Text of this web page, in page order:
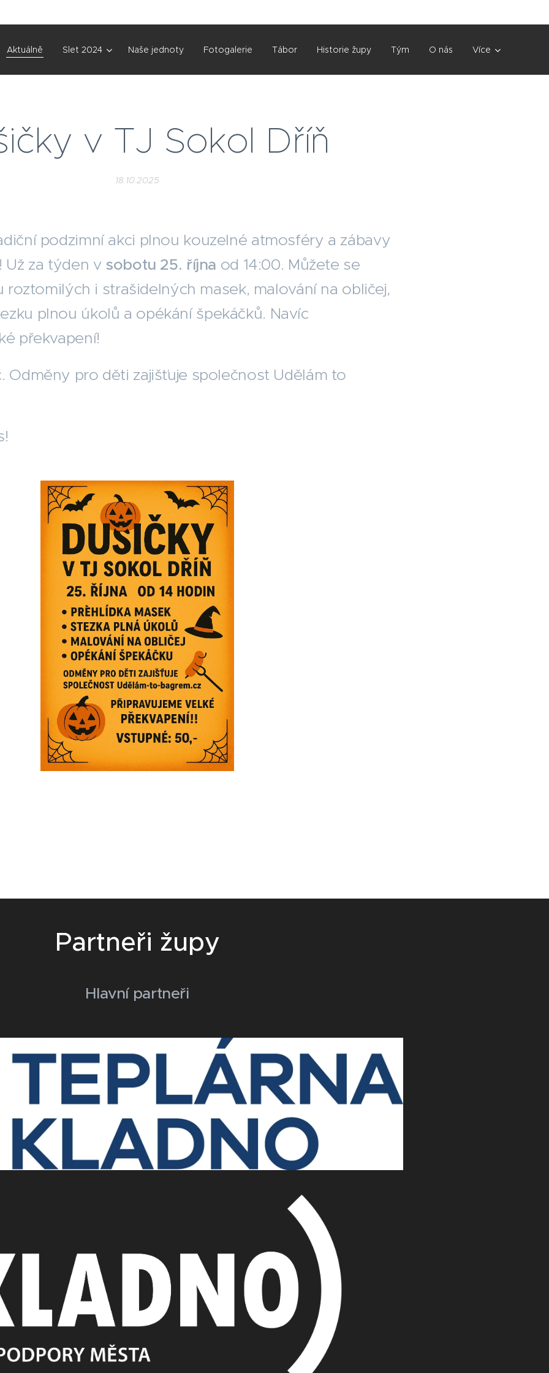
Aktuálně Slet 2024 Naše jednoty Fotogalerie Tábor Historie župy Tým O nás Více
v TJ Sokol Dříň
18.10.2025
podzimní akci plnou kouzelné atmosféry a zábavy
Už za týden v sobotu 25. října od 14:00. Můžete se
roztomilých i strašidelných masek, malování na obličej,
plnou úkolů a opékání špekáčků. Navíc
překvapení!
Odměny pro děti zajišťuje společnost Udělám to
Partneři župy
Hlavní partneři